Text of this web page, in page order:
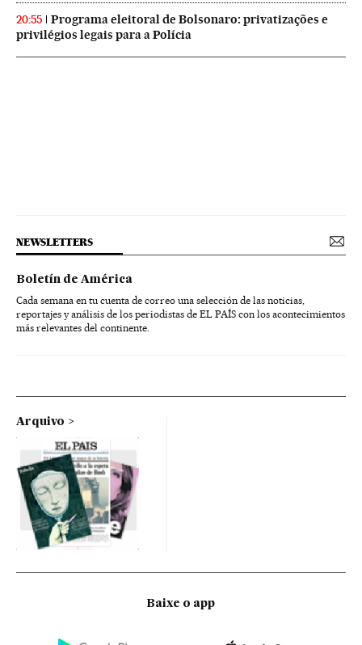
20:55
Programa eleitoral de Bolsonaro: privatizações e
privilégios legais para a Polícia
NEWSLETTERS
Boletín de América
Cada semana en tu cuenta de correo una selección de las noticias,
reportajes y análisis de los periodistas de EL PAÍS con los acontecimientos
más relevantes del continente.
Arquivo
Baixe o app